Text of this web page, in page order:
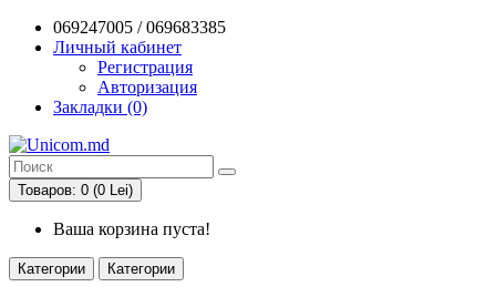
069247005 / 069683385
Личный кабинет
Регистрация
Авторизация
Закладки (0)
Товаров: 0 (0 Lei)
Ваша корзина пуста!
Категории Категории